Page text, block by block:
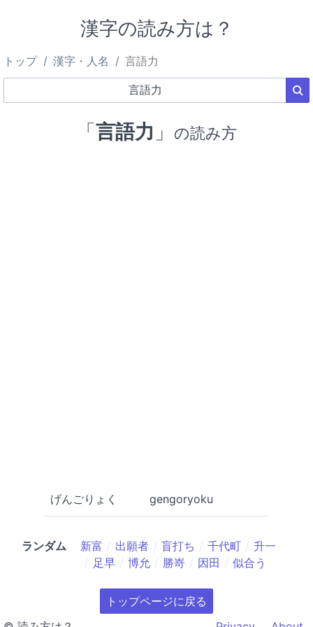
漢字の読み方は？
トップ 漢字・人名 言語力
「言語力 」 の読み方
げんごりょく gengoryoku
ランダム 新富 出願者 盲打ち 千代町
升一
足早
博允 勝嵜 因田 似合う
トップページに戻る